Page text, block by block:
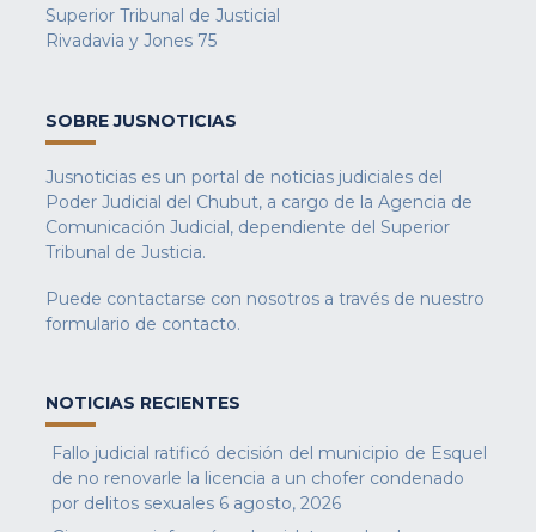
Superior Tribunal de Justicial
Rivadavia y Jones 75
SOBRE JUSNOTICIAS
Jusnoticias es un portal de noticias judiciales del
Poder Judicial del Chubut, a cargo de la Agencia de
Comunicación Judicial, dependiente del Superior
Tribunal de Justicia.
Puede contactarse con nosotros a través de nuestro
formulario de contacto.
NOTICIAS RECIENTES
Fallo judicial ratificó decisión del municipio de Esquel
de no renovarle la licencia a un chofer condenado
por delitos sexuales 6 agosto, 2026